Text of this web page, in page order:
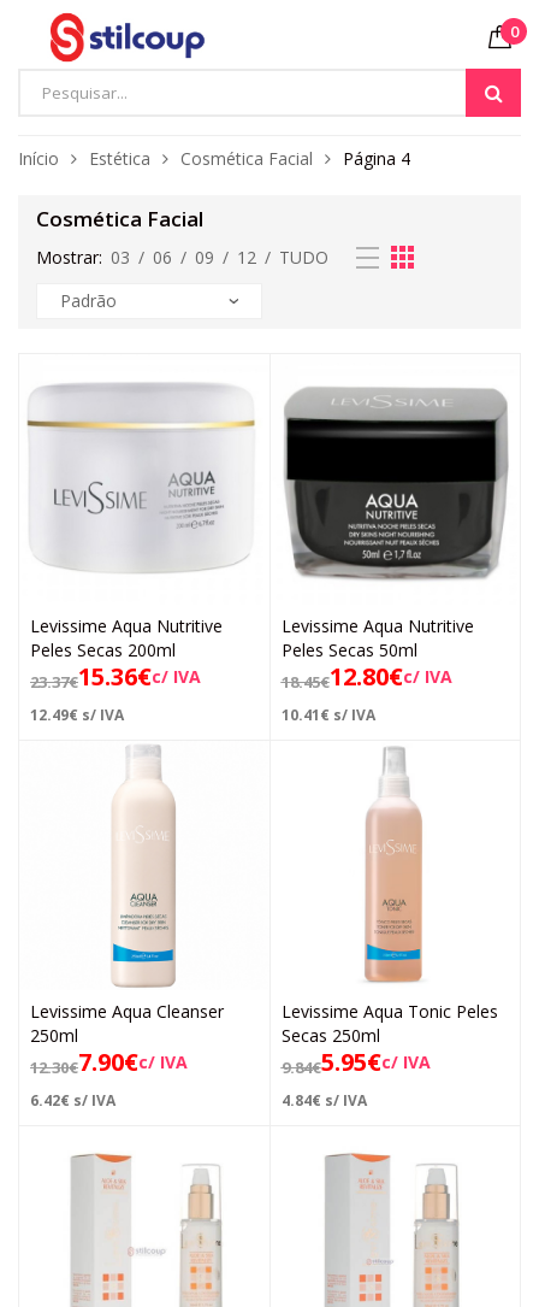
0
Início Estética Cosmética Facial Página 4
Cosmética Facial
Mostrar: 03 / 06 / 09 / 12 / TUDO
Levissime Aqua Nutritive
Peles Secas 200ml
23.37€15.36€c/ IVA
12.49€ s/ IVA
Levissime Aqua Nutritive
Peles Secas 50ml
18.45€12.80€c/ IVA
10.41€ s/ IVA
Levissime Aqua Cleanser
250ml
12.30€7.90€c/ IVA
6.42€ s/ IVA
Levissime Aqua Tonic Peles
Secas 250ml
9.84€5.95€c/ IVA
4.84€ s/ IVA